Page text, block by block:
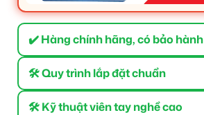
✔️ Hàng chính hãng, có bảo hành
🛠 Quy trình lắp đặt chuẩn
🛠 Kỹ thuật viên tay nghề cao